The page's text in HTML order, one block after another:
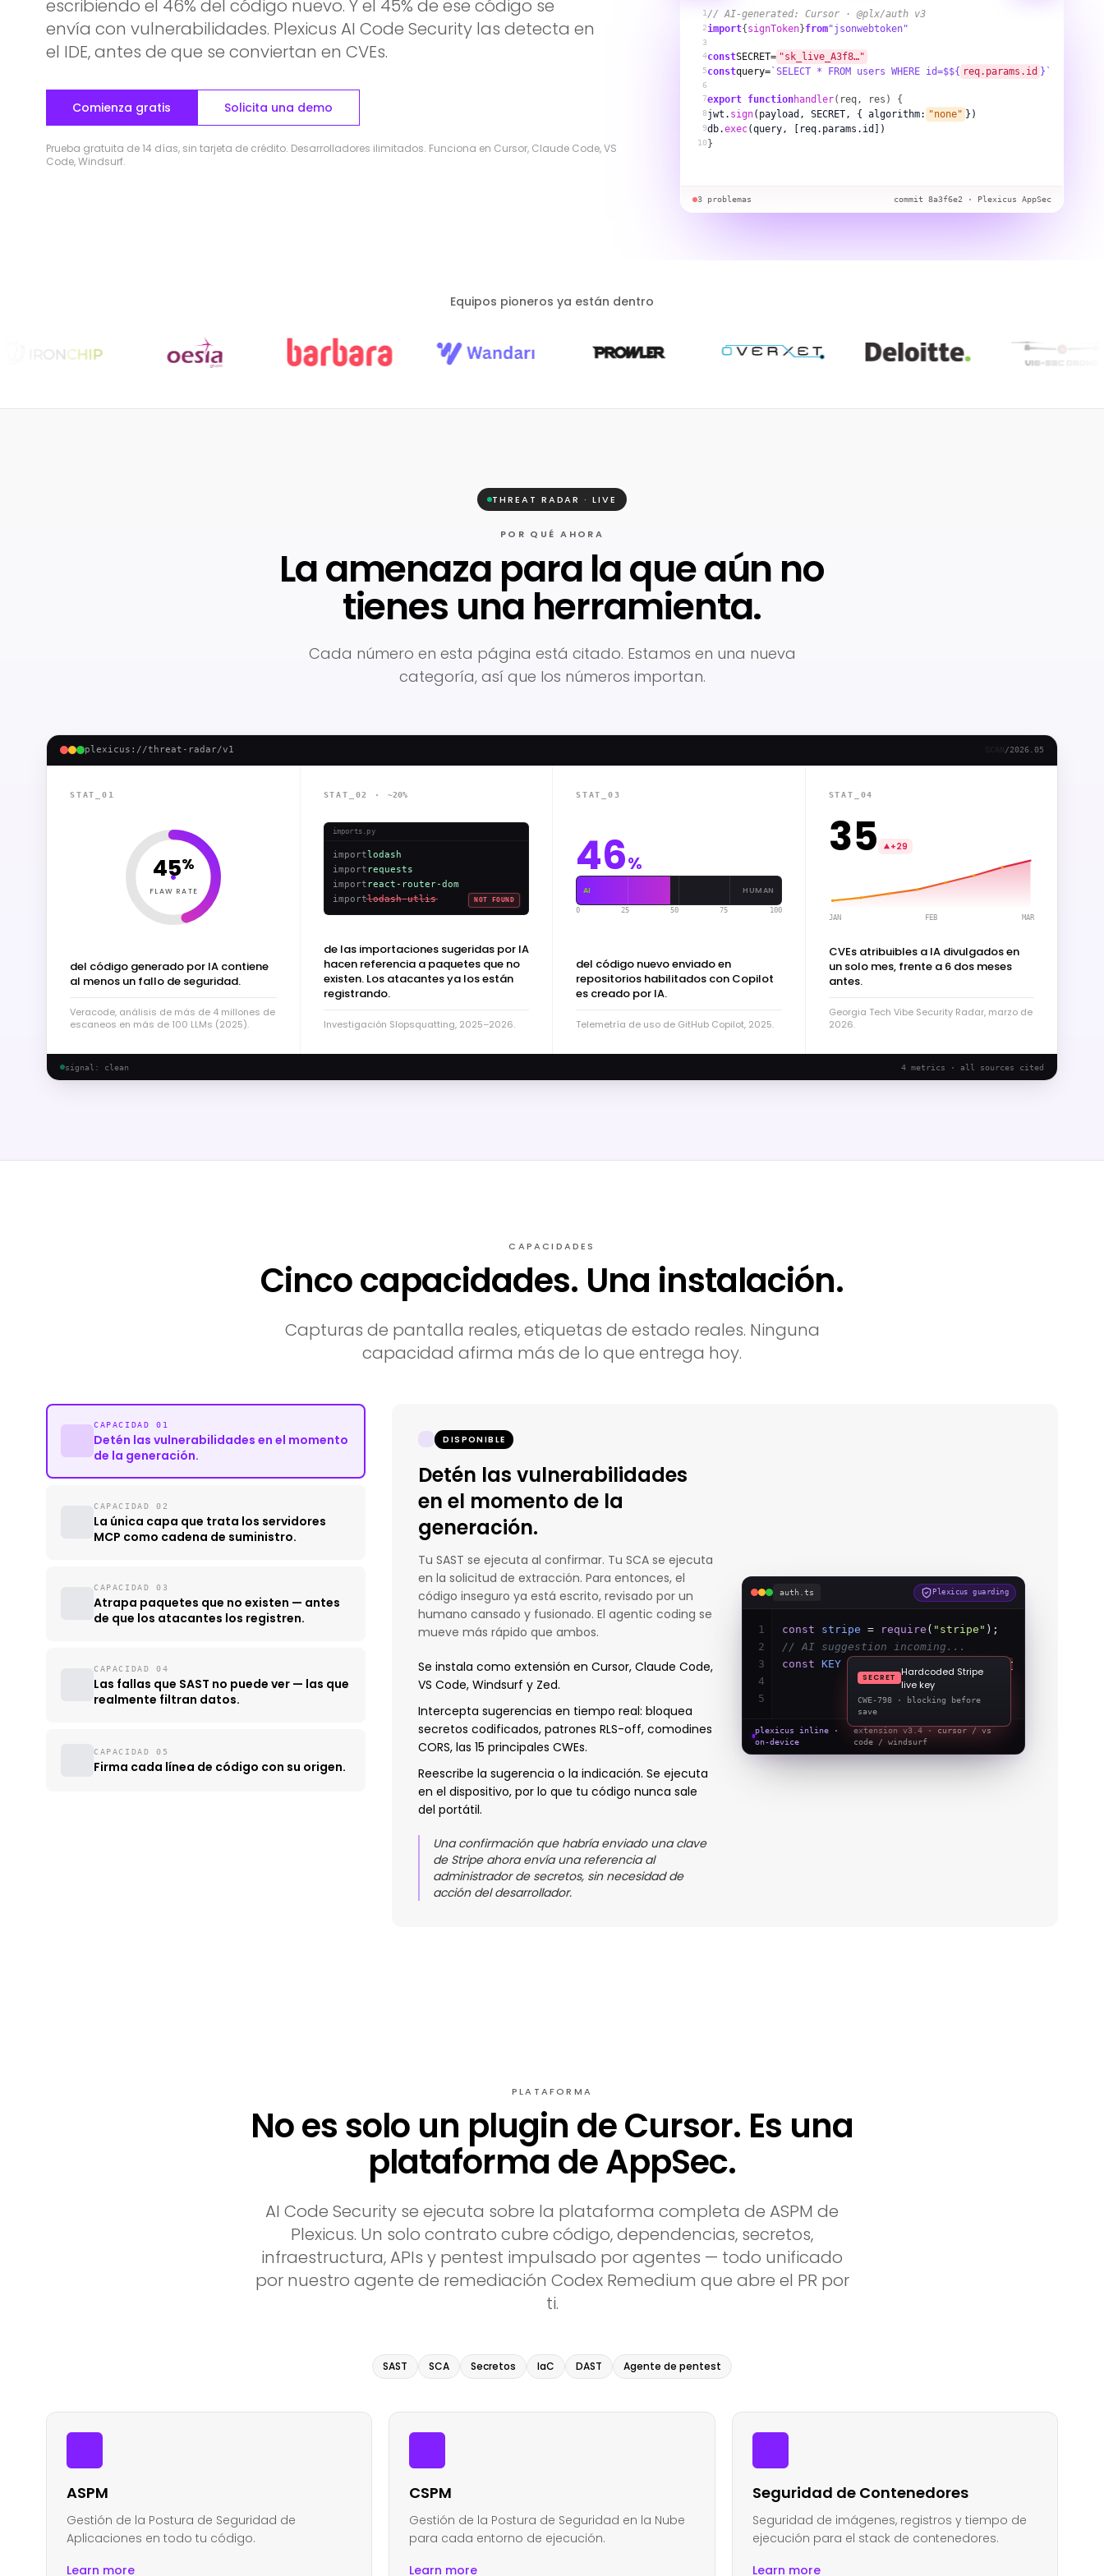
escribiendo el 46% del código nuevo. Y el 45% de ese código se
envía con vulnerabilidades. Plexicus AI Code Security las detecta en
el IDE, antes de que se conviertan en CVEs.
Comienza gratis Solicita una demo
Prueba gratuita de 14 días, sin tarjeta de crédito. Desarrolladores ilimitados. Funciona en Cursor, Claude Code, VS
Code, Windsurf.
1// AI-generated: Cursor · @plx/auth v3
2import{ signToken}from"jsonwebtoken"
3
4constSECRET= "sk_live_A3f8…"
5constquery=`SELECT * FROM users WHERE id=$${ req.params.id }`
6
7export functionhandler(req, res) {
8jwt. sign(payload, SECRET, { algorithm: "none" })
9db.exec(query, [req.params.id])
10 }
3 problemas commit 8a3f6e2 · Plexicus AppSec
Equipos pioneros ya están dentro
THREAT RADAR · LIVE
POR QUÉ AHORA
La amenaza para la que aún no
tienes una herramienta.
Cada número en esta página está citado. Estamos en una nueva
categoría, así que los números importan.
plexicus://threat-radar/v1 /2026.05
STAT_01
45%
FLAW RATE
del código generado por IA contiene
al menos un fallo de seguridad.
Veracode, análisis de más de 4 millones de
escaneos en más de 100 LLMs (2025).
STAT_02 · ~20%
imports.py
importlodash
import requests
import react-router-dom
importlodash-utlis NOT FOUND
de las importaciones sugeridas por IA
hacen referencia a paquetes que no
existen. Los atacantes ya los están
registrando.
Investigación Slopsquatting, 2025–2026.
STAT_03
46%
AI HUMAN
0 25 50 75 100
del código nuevo enviado en
repositorios habilitados con Copilot
es creado por IA.
Telemetría de uso de GitHub Copilot, 2025.
STAT_04
35 +29
JAN FEB MAR
CVEs atribuibles a IA divulgados en
un solo mes, frente a 6 dos meses
antes.
Georgia Tech Vibe Security Radar, marzo de
2026.
signal: clean 4 metrics · all sources cited
CAPACIDADES
Cinco capacidades. Una instalación.
Capturas de pantalla reales, etiquetas de estado reales. Ninguna
capacidad afirma más de lo que entrega hoy.
CAPACIDAD 01
Detén las vulnerabilidades en el momento
de la generación.
CAPACIDAD 02
La única capa que trata los servidores
MCP como cadena de suministro.
CAPACIDAD 03
Atrapa paquetes que no existen — antes
de que los atacantes los registren.
CAPACIDAD 04
Las fallas que SAST no puede ver — las que
realmente filtran datos.
CAPACIDAD 05
Firma cada línea de código con su origen.
DISPONIBLE
Detén las vulnerabilidades
en el momento de la
generación.
Tu SAST se ejecuta al confirmar. Tu SCA se ejecuta
en la solicitud de extracción. Para entonces, el
código inseguro ya está escrito, revisado por un
humano cansado y fusionado. El agentic coding se
mueve más rápido que ambos.
Se instala como extensión en Cursor, Claude Code,
VS Code, Windsurf y Zed.
Intercepta sugerencias en tiempo real: bloquea
secretos codificados, patrones RLS-off, comodines
CORS, las 15 principales CWEs.
Reescribe la sugerencia o la indicación. Se ejecuta
en el dispositivo, por lo que tu código nunca sale
del portátil.
Una confirmación que habría enviado una clave
de Stripe ahora envía una referencia al
administrador de secretos, sin necesidad de
acción del desarrollador.
auth.ts Plexicus guarding
1
2
3
4
5
const stripe = require ( "stripe" );
// AI suggestion incoming...
const KEY= ;
plexicus inline ·
on-device
extension v3.4 · cursor / vs
code / windsurf
PLATAFORMA
No es solo un plugin de Cursor. Es una
plataforma de AppSec.
AI Code Security se ejecuta sobre la plataforma completa de ASPM de
Plexicus. Un solo contrato cubre código, dependencias, secretos,
infraestructura, APIs y pentest impulsado por agentes — todo unificado
por nuestro agente de remediación Codex Remedium que abre el PR por
ti.
SAST SCA Secretos IaC DAST Agente de pentest
ASPM
Gestión de la Postura de Seguridad de
Aplicaciones en todo tu código.
Learn more
CSPM
Gestión de la Postura de Seguridad en la Nube
para cada entorno de ejecución.
Learn more
Seguridad de Contenedores
Seguridad de imágenes, registros y tiempo de
ejecución para el stack de contenedores.
Learn more